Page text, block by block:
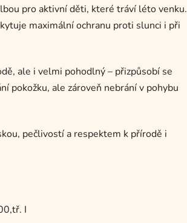
pro aktivní děti, které tráví léto venku.
maximální ochranu proti slunci i při
ale i velmi pohodlný – přizpůsobí se
pokožku, ale zároveň nebrání v pohybu
pečlivostí a respektem k přírodě i
I